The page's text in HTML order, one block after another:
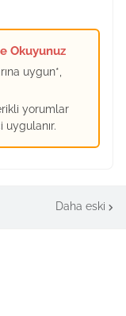
Okuyunuz
uygun*,
yorumlar
uygulanır.
Daha eski